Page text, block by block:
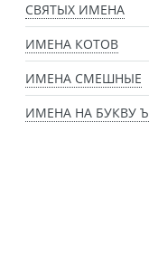
СВЯТЫХ ИМЕНА
ИМЕНА КОТОВ
ИМЕНА СМЕШНЫЕ
ИМЕНА НА БУКВУ Ъ